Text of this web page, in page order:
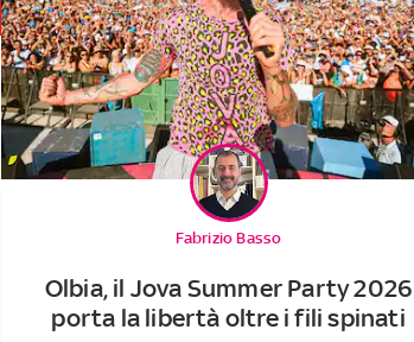
Olbia, il Jova Summer Party 2026
porta la libertà oltre i fili spinati
Fabrizio Basso